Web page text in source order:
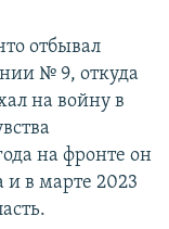
отбывал
№ 9, откуда
на войну в
на фронте он
и в марте 2023